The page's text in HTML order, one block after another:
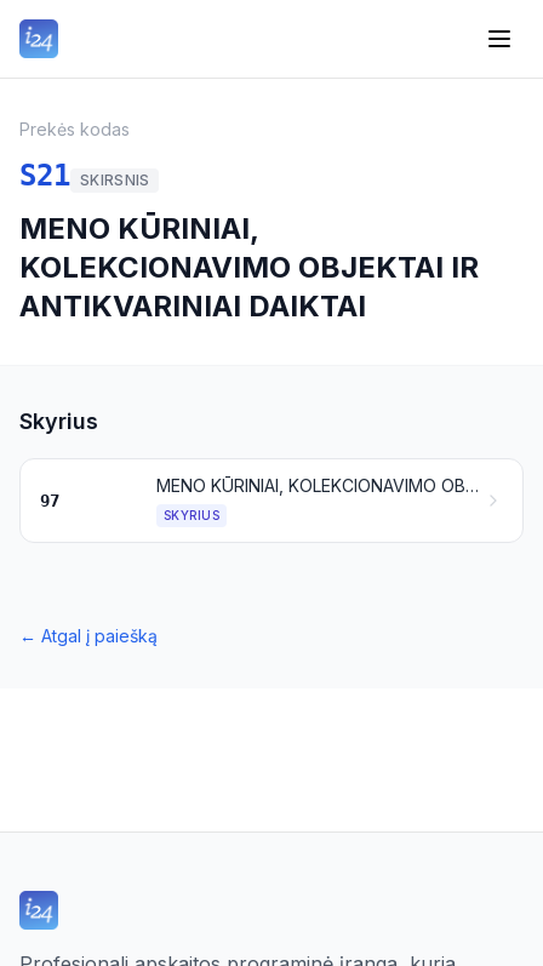
Prekės kodas
S21 SKIRSNIS
MENO KŪRINIAI,
KOLEKCIONAVIMO OBJEKTAI IR
ANTIKVARINIAI DAIKTAI
Skyrius
97
MENO KŪRINIAI, KOLEKCIONAVIMO OBJEKTAI IR ANTIKVARINIAI DAIKTAI
SKYRIUS
← Atgal į paiešką